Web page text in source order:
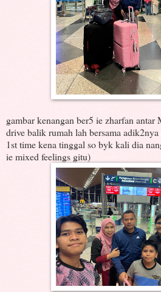
gambar kenangan ber5 ie zharfan
drive balik rumah lah bersama
1st time kena tinggal so byk kali dia
ie mixed feelings gitu)